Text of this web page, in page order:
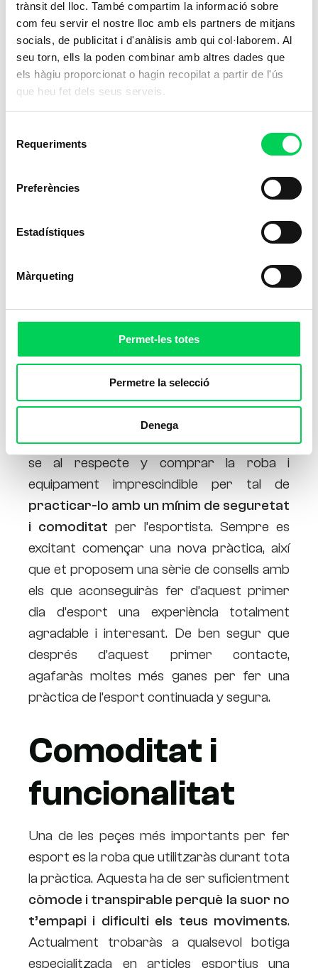
trànsit del lloc. També compartim la informació sobre
com feu servir el nostre lloc amb els partners de mitjans
socials, de publicitat i d'anàlisis amb qui col·laborem. Al
seu torn, ells la poden combinar amb altres dades que
els hàgiu proporcionat o hagin recopilat a partir de l'ús
que heu fet dels seus serveis.
Requeriments
Preferències
Estadístiques
Màrqueting
Permet-les totes
Permetre la selecció
Denega
El primer pas a l’hora de començar a
practicar un esport consisteix en informar-
se al respecte y comprar la roba i
equipament imprescindible per tal de
practicar-lo amb un mínim de seguretat
i comoditat per l’esportista. Sempre es
excitant començar una nova pràctica, així
que et proposem una sèrie de consells amb
els que aconseguiràs fer d’aquest primer
dia d’esport una experiència totalment
agradable i interesant. De ben segur que
després d’aquest primer contacte,
agafaràs moltes més ganes per fer una
pràctica de l’esport continuada y segura.
Comoditat i
funcionalitat
Una de les peçes més importants per fer
esport es la roba que utilitzaràs durant tota
la pràctica. Aquesta ha de ser suficientment
còmode i transpirable perquè la suor no
t’empapi i dificulti els teus moviments.
Actualment trobaràs a qualsevol botiga
especialitzada en articles esportius una